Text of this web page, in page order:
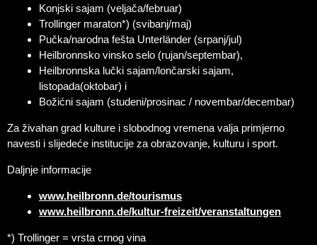
Konjski sajam (veljača/februar)
Trollinger maraton*) (svibanj/maj)
Pučka/narodna fešta Unterländer (srpanj/jul)
Heilbronnsko vinsko selo (rujan/septembar),
Heilbronnska lučki sajam/lončarski sajam,
listopada(oktobar) i
Božićni sajam (studeni/prosinac / novembar/decembar)
Za živahan grad kulture i slobodnog vremena valja primjerno
navesti i slijedeće institucije za obrazovanje, kulturu i sport.
Daljnje informacije
www.heilbronn.de/tourismus
www.heilbronn.de/kultur-freizeit/veranstaltungen
*) Trollinger = vrsta crnog vina